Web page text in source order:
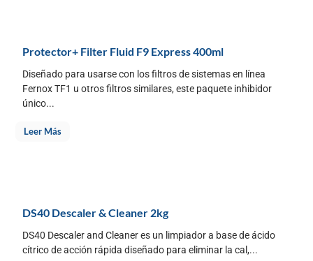
Protector+ Filter Fluid F9 Express 400ml
Diseñado para usarse con los filtros de sistemas en línea
Fernox TF1 u otros filtros similares, este paquete inhibidor
único...
Leer Más
DS40 Descaler & Cleaner 2kg
DS40 Descaler and Cleaner es un limpiador a base de ácido
cítrico de acción rápida diseñado para eliminar la cal,...